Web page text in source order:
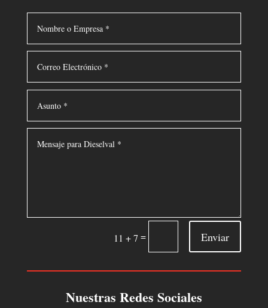
11 + 7 = Enviar
Nuestras Redes Sociales